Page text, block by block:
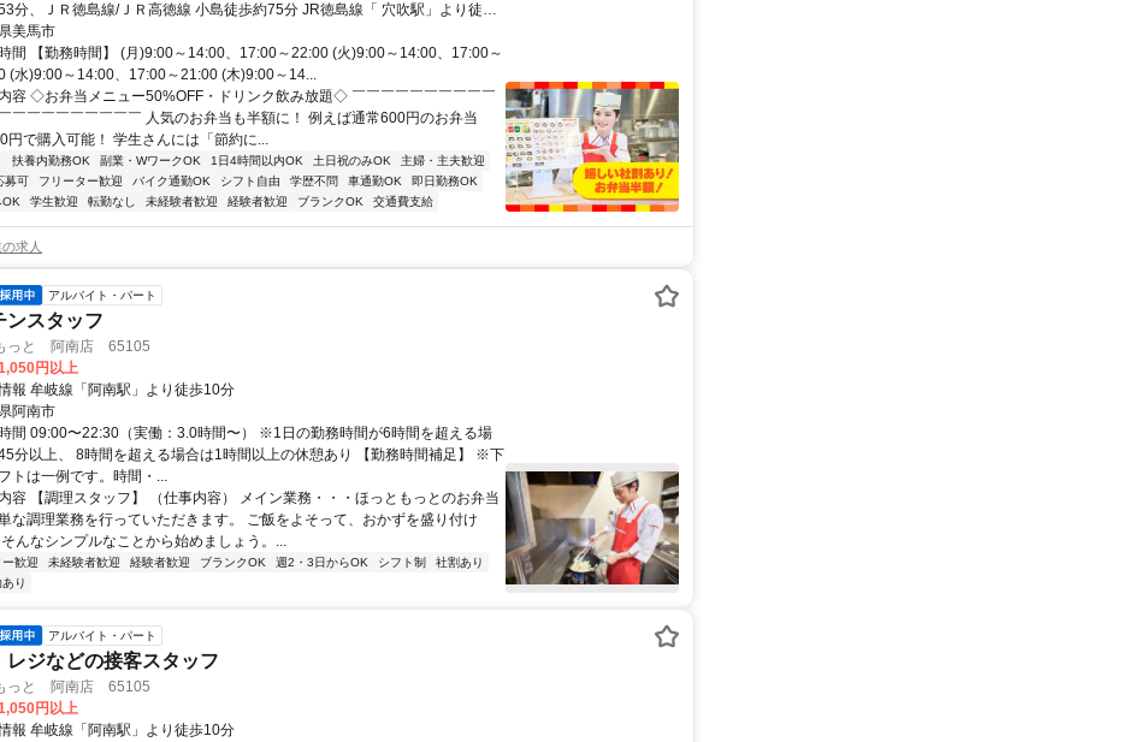
分、ＪＲ徳島線/ＪＲ高徳線 小島徒歩約75分 JR徳島線「 穴吹駅」より徒歩
美馬市
間 【勤務時間】 (月)9:00～14:00、17:00～22:00 (火)9:00～14:00、17:00～
(水)9:00～14:00、17:00～21:00 (木)9:00～14...
容 ◇お弁当メニュー50%OFF・ドリンク飲み放題◇ ￣￣￣￣￣￣￣￣￣￣
￣￣￣￣￣￣￣￣￣ 人気のお弁当も半額に！ 例えば通常600円のお弁当
円で購入可能！ 学生さんには「節約に...
扶養内勤務OK 副業・WワークOK 1日4時間以内OK 土日祝のみOK
主婦・主夫歓迎
募可
フリーター歓迎 バイク通勤OK シフト自由 学歴不問 車通勤OK
即日勤務OK
OK
学生歓迎 転勤なし 未経験者歓迎 経験者歓迎 ブランクOK 交通費支給
求人
アルバイト・パート
ンスタッフ
っと 阿南店 65105
円以上
報 牟岐線「阿南駅」より徒歩10分
阿南市
間 09:00〜22:30（実働：3.0時間〜） ※1日の勤務時間が6時間を超える場
分以上、 8時間を超える場合は1時間以上の休憩あり 【勤務時間補足】 ※下
トは一例です。時間・...
容 【調理スタッフ】 （仕事内容） メイン業務・・・ほっともっとのお弁当
な調理業務を行っていただきます。 ご飯をよそって、おかずを盛り付け
んなシンプルなことから始めましょう。...
歓迎 未経験者歓迎 経験者歓迎 ブランクOK 週2・3日からOK シフト制
社割あり
り
アルバイト・パート
レジなどの接客スタッフ
っと 阿南店 65105
円以上
報 牟岐線「阿南駅」より徒歩10分